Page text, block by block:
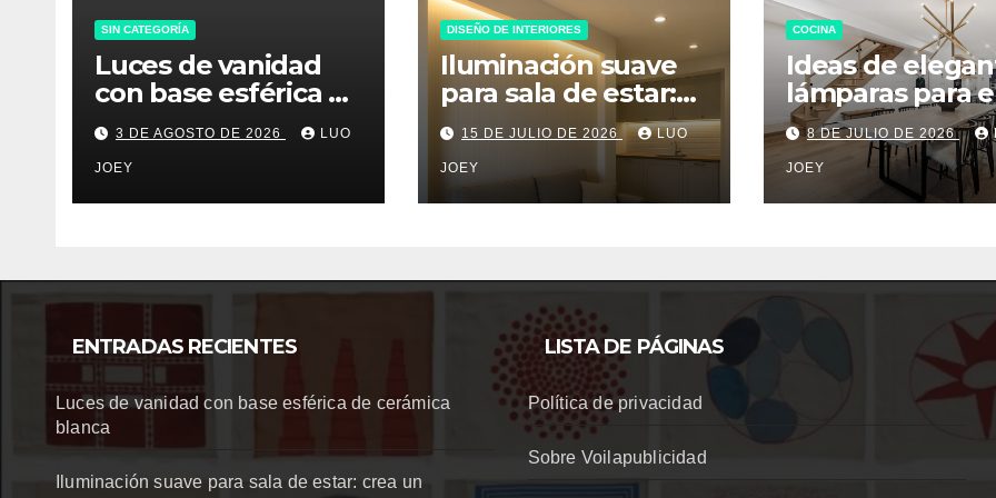
SIN CATEGORÍA
Luces de vanidad
con base esférica de
cerámica blanca
3 DE AGOSTO DE 2026 LUO
JOEY
DISEÑO DE INTERIORES
Iluminación suave
para sala de estar:
crea un ambiente
acogedor
15 DE JULIO DE 2026 LUO
JOEY
COCINA
Ideas de
lámparas para
comedor
8 DE JULIO DE 2026
JOEY
ENTRADAS RECIENTES
Luces de vanidad con base esférica de cerámica
blanca
Iluminación suave para sala de estar: crea un
LISTA DE PÁGINAS
Política de privacidad
Sobre Voilapublicidad